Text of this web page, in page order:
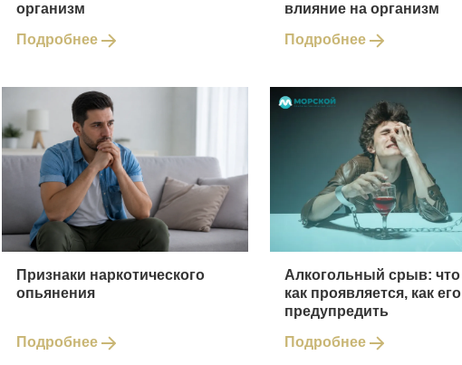
организм
Подробнее
влияние на организм
Подробнее
Признаки наркотического
опьянения
Подробнее
Алкогольный срыв: что
как проявляется, как его
предупредить
Подробнее